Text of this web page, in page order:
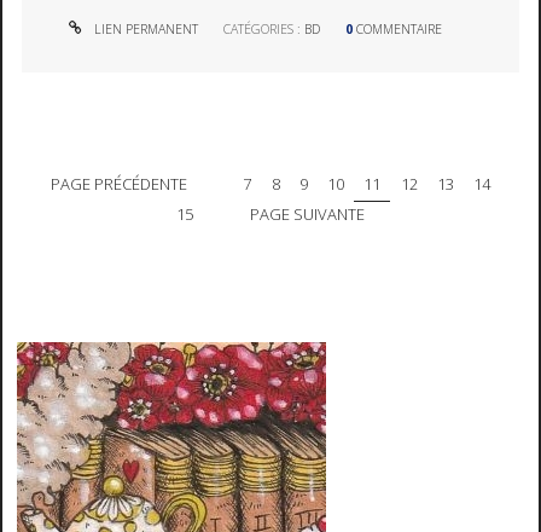
LIEN PERMANENT CATÉGORIES : BD 0 COMMENTAIRE
PAGE PRÉCÉDENTE 7 8 9 10 11 12 13
14
15
PAGE SUIVANTE